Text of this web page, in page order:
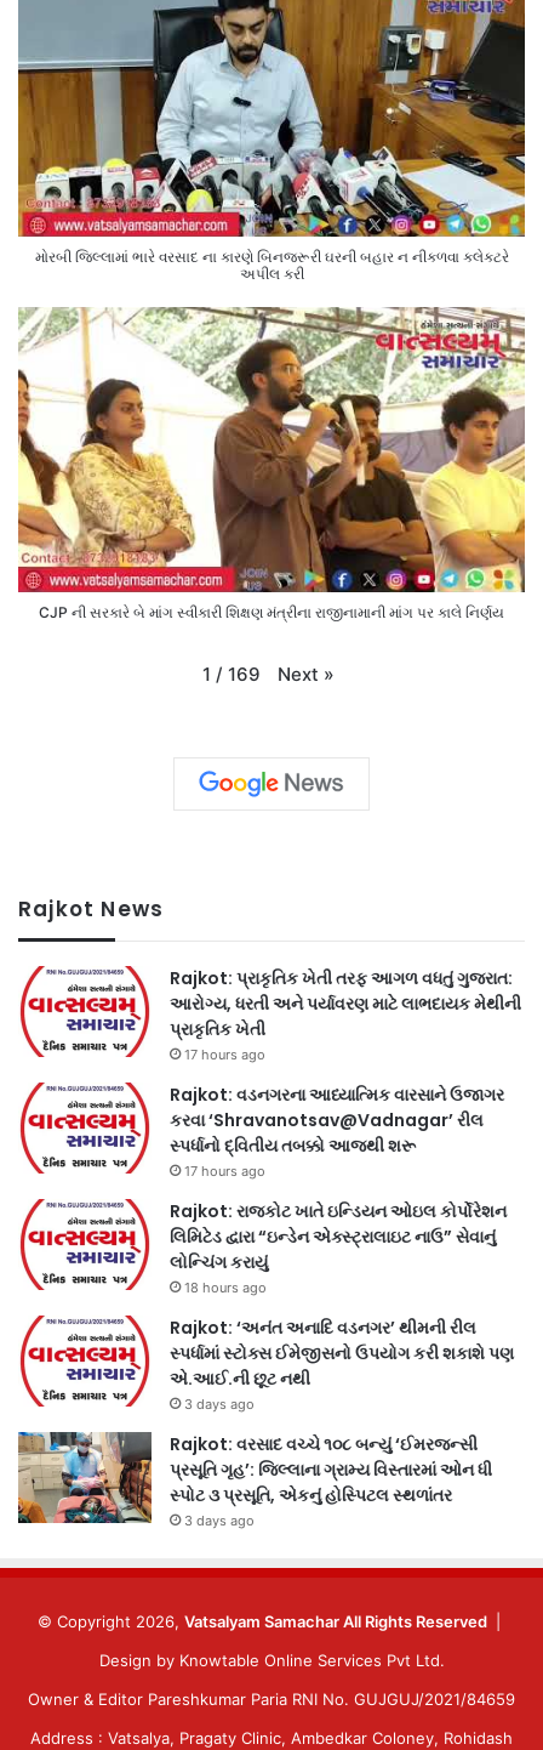
મોરબી જિલ્લામાં ભારે વરસાદ ના કારણે બિનજરૂરી ઘરની બહાર ન નીકળવા કલેક્ટરે
અપીલ કરી
CJP ની સરકારે બે માંગ સ્વીકારી શિક્ષણ મંત્રીના રાજીનામાની માંગ પર કાલે નિર્ણય
1 / 169 Next »
Rajkot News
Rajkot: પ્રાકૃતિક ખેતી તરફ આગળ વધતું ગુજરાત:
આરોગ્ય, ધરતી અને પર્યાવરણ માટે લાભદાયક મેથીની
પ્રાકૃતિક ખેતી
17 hours ago
Rajkot: વડનગરના આધ્યાત્મિક વારસાને ઉજાગર
કરવા ‘Shravanotsav@Vadnagar’ રીલ
સ્પર્ધાનો દ્વિતીય તબક્કો આજથી શરૂ
17 hours ago
Rajkot: રાજકોટ ખાતે ઇન્ડિયન ઓઇલ કોર્પોરેશન
લિમિટેડ દ્વારા “ઇન્ડેન એક્સ્ટ્રાલાઇટ નાઉ” સેવાનું
લોન્ચિંગ કરાયું
18 hours ago
Rajkot: ‘અનંત અનાદિ વડનગર’ થીમની રીલ
સ્પર્ધામાં સ્ટોક્સ ઈમેજીસનો ઉપયોગ કરી શકાશે પણ
એ.આઈ.ની છૂટ નથી
3 days ago
Rajkot: વરસાદ વચ્ચે ૧૦૮ બન્યું ‘ઈમરજન્સી
પ્રસૂતિ ગૃહ’: જિલ્લાના ગ્રામ્ય વિસ્તારમાં ઓન ધી
સ્પોટ ૩ પ્રસૂતિ, એકનું હોસ્પિટલ સ્થળાંતર
3 days ago
© Copyright 2026, Vatsalyam Samachar All Rights Reserved
Design by Knowtable Online Services Pvt Ltd.
Owner & Editor Pareshkumar Paria RNI No. GUJGUJ/2021/84659
Address : Vatsalya, Pragaty Clinic, Ambedkar Coloney, Rohidash